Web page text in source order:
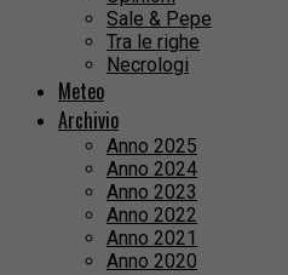
Sale & Pepe
Tra le righe
Necrologi
Meteo
Archivio
Anno 2025
Anno 2024
Anno 2023
Anno 2022
Anno 2021
Anno 2020